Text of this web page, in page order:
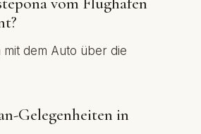
mit dem Auto über die
Gelegenheiten in